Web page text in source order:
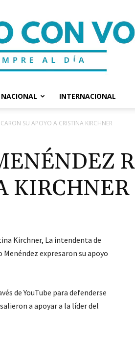
Con
Vos
NACIONAL INTERNACIONAL
SU APOYO A CRISTINA KIRCHNER
KIRCHNER
Kirchner, La intendenta de
expresaron su apoyo
de YouTube para defenderse
a apoyar a la líder del